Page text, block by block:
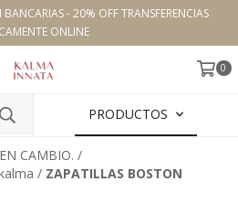
- 20% OFF TRANSFERENCIAS
ONLINE
0
PRODUCTOS
CAMBIO. /
/ ZAPATILLAS BOSTON